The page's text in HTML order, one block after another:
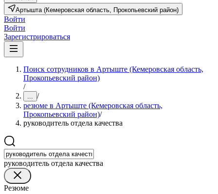
Артышта (Кемеровская область, Прокопьевский район)
Войти
Войти
Зарегистрироваться
Поиск сотрудников в Артыште (Кемеровская область,
Прокопьевский район)
/
... /
резюме в Артыште (Кемеровская область,
Прокопьевский район)/
руководитель отдела качества
руководитель отдела качества
Резюме